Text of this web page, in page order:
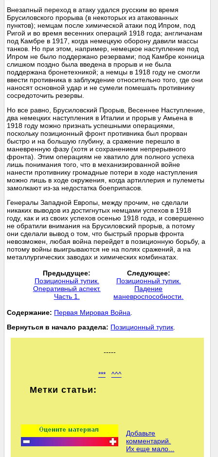
Внезапный переход в атаку удался русским во время
Брусиловского прорыва (в некоторых из атакованных
пунктов); немцам после химической атаки под Ипром, под
Ригой и во время весенних операций 1918 года; англичанам
под Камбре в 1917, когда немецкую оборону давили массы
танков. Но при этом, например, немецкое наступление под
Ипром не было поддержано резервами; под Камбре конница
слишком поздно была введена в прорыв и не была
поддержана бронетехникой; а немцы в 1918 году не смогли
ввести противника в заблуждение относительно того, где они
наносят основной удар и не сумели помешать противнику
сосредоточить резервы.
Но все равно, Брусиловский Прорыв, Весеннее Наступление,
два немецких наступления в Италии и прорыв у Амьена в
1918 году можно признать успешными операциями,
поскольку позиционный фронт противника был прорван
быстро и на большую глубину, а сражение перешло в
маневренную фазу (хотя и сохранением непрерывного
фронта). Этим операциям не хватило для полного успеха
лишь понимания того, что в механизированной войне
нанести противнику громадные потери в ходе наступления
можно лишь в ходе окружения, когда артиллерия и пулеметы
замолкают из-за недостатка боеприпасов.
Генералы Западной Европы, между прочим, не сделали
никаких выводов из достигнутых немцами успехов в 1918
году, как и из своих успехов осенью 1918 года, и совершенно
не обратили внимания на Брусиловский прорыв, а потому
они сделали вывод о том, что быстрый прорыв фронта
невозможен, любая война перейдет в позиционную борьбу, а
потому войны выигрываются не на полях сражений, а на
металлургических заводах и химических комбинатах.
Предыдущее:
Позиционный тупик.
Оперативный аспект.
Часть 1.
Следующее:
Позиционный тупик.
Падение
маневроспособности.
Cодержание: Первая Мировая Война
Вернуться в начало раздела: Позиционный тупик
-----
*** ^^^
Метки статьи:
Добавьте
комментарий.
Их еще мало...